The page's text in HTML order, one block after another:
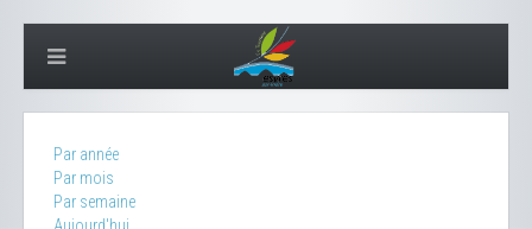
Par année
Par mois
Par semaine